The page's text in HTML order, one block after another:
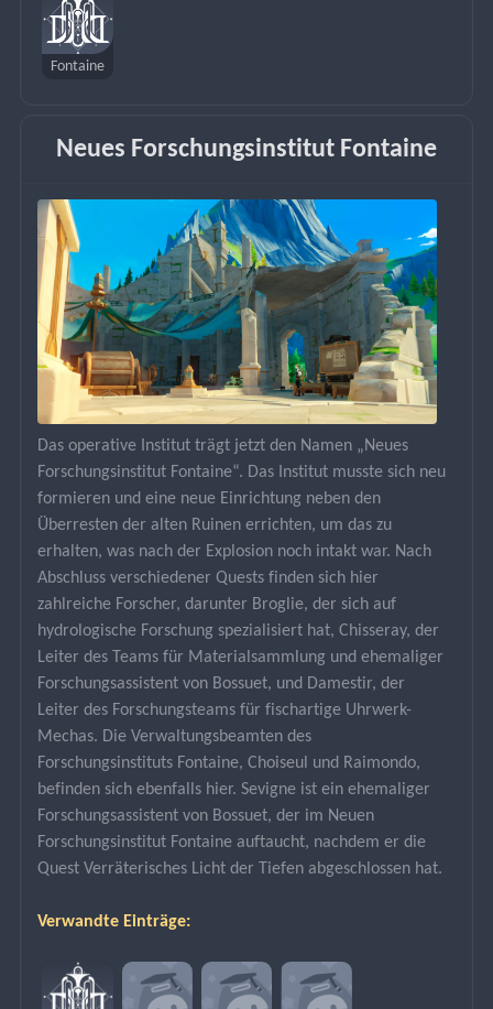
Fontaine
Neues Forschungsinstitut Fontaine
Das operative Institut trägt jetzt den Namen „Neues
Forschungsinstitut Fontaine“. Das Institut musste sich neu
formieren und eine neue Einrichtung neben den
Überresten der alten Ruinen errichten, um das zu
erhalten, was nach der Explosion noch intakt war. Nach
Abschluss verschiedener Quests finden sich hier
zahlreiche Forscher, darunter Broglie, der sich auf
hydrologische Forschung spezialisiert hat, Chisseray, der
Leiter des Teams für Materialsammlung und ehemaliger
Forschungsassistent von Bossuet, und Damestir, der
Leiter des Forschungsteams für fischartige Uhrwerk-
Mechas. Die Verwaltungsbeamten des
Forschungsinstituts Fontaine, Choiseul und Raimondo,
befinden sich ebenfalls hier. Sevigne ist ein ehemaliger
Forschungsassistent von Bossuet, der im Neuen
Forschungsinstitut Fontaine auftaucht, nachdem er die
Quest Verräterisches Licht der Tiefen abgeschlossen hat.
Verwandte Einträge: